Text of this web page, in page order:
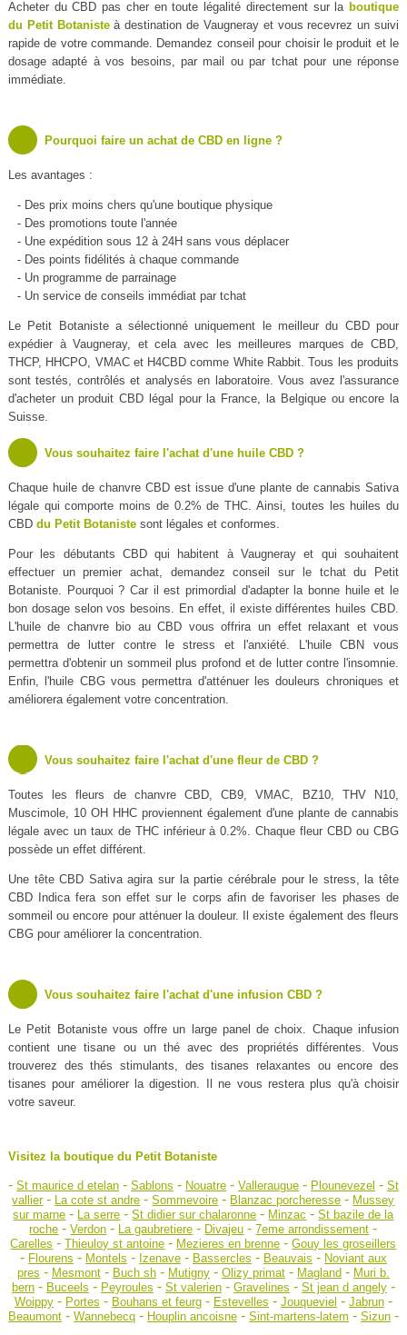
Acheter du CBD pas cher en toute légalité directement sur la boutique
du Petit Botanisteà destination de Vaugneray et vous recevrez un suivi
rapide de votre commande. Demandez conseil pour choisir le produit et le
dosage adapté à vos besoins, par mail ou par tchat pour une réponse
immédiate.
Pourquoi faire un achat de CBD en ligne ?
Les avantages :
- Des prix moins chers qu'une boutique physique
- Des promotions toute l'année
- Une expédition sous 12 à 24H sans vous déplacer
- Des points fidélités à chaque commande
- Un programme de parrainage
- Un service de conseils immédiat par tchat
Le Petit Botaniste a sélectionné uniquement le meilleur du CBD pour
expédier à Vaugneray, et cela avec les meilleures marques de CBD,
THCP, HHCPO, VMAC et H4CBD comme White Rabbit. Tous les produits
sont testés, contrôlés et analysés en laboratoire. Vous avez l'assurance
d'acheter un produit CBD légal pour la France, la Belgique ou encore la
Suisse.
Vous souhaitez faire l'achat d'une huile CBD ?
Chaque huile de chanvre CBD est issue d'une plante de cannabis Sativa
légale qui comporte moins de 0.2% de THC. Ainsi, toutes les huiles du
CBD du Petit Botanistesont légales et conformes.
Pour les débutants CBD qui habitent à Vaugneray et qui souhaitent
effectuer un premier achat, demandez conseil sur le tchat du Petit
Botaniste. Pourquoi ? Car il est primordial d'adapter la bonne huile et le
bon dosage selon vos besoins. En effet, il existe différentes huiles CBD.
L'huile de chanvre bio au CBD vous offrira un effet relaxant et vous
permettra de lutter contre le stress et l'anxiété. L'huile CBN vous
permettra d'obtenir un sommeil plus profond et de lutter contre l'insomnie.
Enfin, l'huile CBG vous permettra d'atténuer les douleurs chroniques et
améliorera également votre concentration.
Vous souhaitez faire l'achat d'une fleur de CBD ?
Toutes les fleurs de chanvre CBD, CB9, VMAC, BZ10, THV N10,
Muscimole, 10 OH HHC proviennent également d'une plante de cannabis
légale avec un taux de THC inférieur à 0.2%. Chaque fleur CBD ou CBG
possède un effet différent.
Une tête CBD Sativa agira sur la partie cérébrale pour le stress, la tête
CBD Indica fera son effet sur le corps afin de favoriser les phases de
sommeil ou encore pour atténuer la douleur. Il existe également des fleurs
CBG pour améliorer la concentration.
Vous souhaitez faire l'achat d'une infusion CBD ?
Le Petit Botaniste vous offre un large panel de choix. Chaque infusion
contient une tisane ou un thé avec des propriétés différentes. Vous
trouverez des thés stimulants, des tisanes relaxantes ou encore des
tisanes pour améliorer la digestion. Il ne vous restera plus qu'à choisir
votre saveur.
Visitez la boutique du Petit Botaniste
- St maurice d etelan- Sablons - Nouatre- Valleraugue- Plounevezel - St
vallier- La cote st andre -Sommevoire - Blanzac porcheresse - Mussey
sur marne - La serre -St didier sur chalaronne - Minzac -St bazile de la
roche -Verdon - La gaubretiere - Divajeu -7eme arrondissement -
Carelles -Thieuloy st antoine - Mezieres en brenne -Gouy les groseillers
- Flourens - Montels - Izenave- Bassercles - Beauvais - Noviant aux
pres - Mesmont- Buch sh- Mutigny- Olizy primat- Magland- Muri b.
bern- Buceels - Peyroules - St valerien- Gravelines - St jean d angely-
Woippy- Portes - Bouhans et feurg- Estevelles - Jouqueviel - Jabrun-
Beaumont- Wannebecq- Houplin ancoisne- Sint-martens-latem - Sizun-